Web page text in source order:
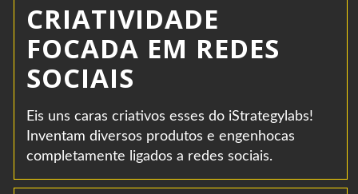
CRIATIVIDADE
FOCADA EM REDES
SOCIAIS
Eis uns caras criativos esses do iStrategylabs!
Inventam diversos produtos e engenhocas
completamente ligados a redes sociais.